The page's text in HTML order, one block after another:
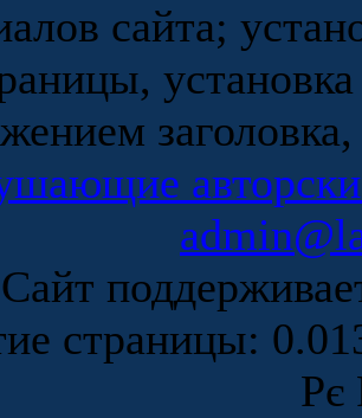
сайта;
Сайт
страницы:
Рє